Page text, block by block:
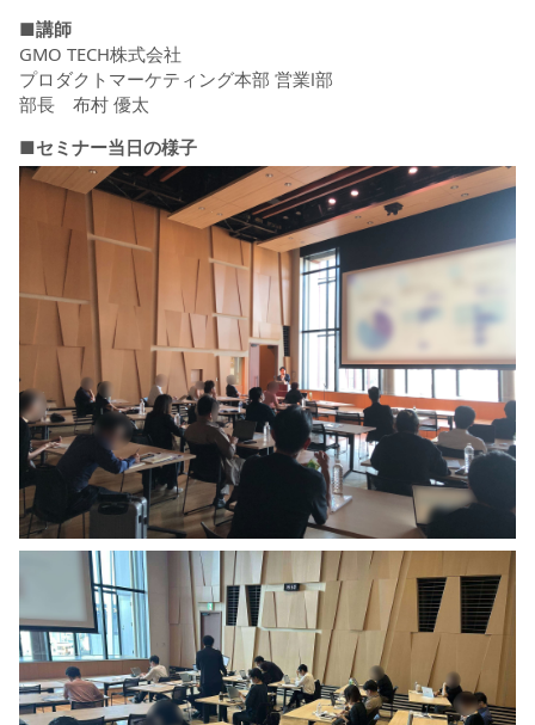
■講師
GMO TECH株式会社
プロダクトマーケティング本部 営業Ⅰ部
部長 布村 優太
■セミナー当日の様子